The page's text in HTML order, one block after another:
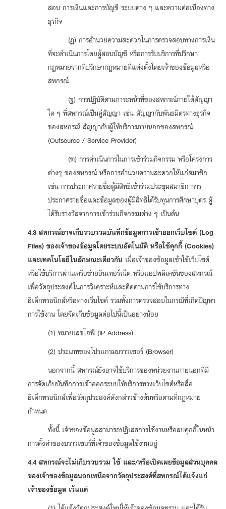
สอบ การเงินและการบัญชี ระบบต่าง ๆ และความต่อเนื่องทาง
ธุรกิจ
(ฏ) การอำนวยความสะดวกในการตรวจสอบทางการเงิน
ที่จะดำเนินการโดยผู้สอบบัญชี หรือการรับบริการที่ปรึกษา
กฎหมายจากที่ปรึกษากฎหมายที่แต่งตั้งโดยเจ้าของข้อมูลหรือ
สหกรณ์
(ฐ) การปฏิบัติตามภาระหน้าที่ของสหกรณ์ภายใต้สัญญา
ใด ๆ ที่สหกรณ์เป็นคู่สัญญา เช่น สัญญากับพันธมิตรทางธุรกิจ
ของสหกรณ์ สัญญากับผู้ให้บริการภายนอกของสหกรณ์
(Outsource / Service Provider)
(ฑ) การดำเนินการในการเข้าร่วมกิจกรรม หรือโครงการ
ต่างๆ ของสหกรณ์ หรือการอำนวยความสะดวกให้แก่สมาชิก
เช่น การประกาศรายชื่อผู้มีสิทธิเข้าร่วมประชุมสมาชิก การ
ประกาศรายชื่อและข้อมูลของผู้มีสิทธิได้รับทุนการศึกษาบุตร ผู้
ได้รับรางวัลจากการเข้าร่วมกิจกรรมต่าง ๆ เป็นต้น
4.3 สหกรณ์อาจเก็บรวบรวมบันทึกข้อมูลการเข้าออกเว็บไซต์ (Log
Files) ของเจ้าของข้อมูลโดยระบบอัตโนมัติ หรือใช้คุกกี้ (Cookies)
และเทคโนโลยีในลักษณะเดียวกัน เมื่อเจ้าของข้อมูลเข้าใช้เว็บไซต์
หรือใช้บริการผ่านเครือข่ายอินเทอร์เน็ต หรือแอปพลิเคชันของสหกรณ์
เพื่อวัตถุประสงค์ในการวิเคราะห์และติดตามการใช้บริการทาง
อิเล็กทรอนิกส์หรือทางเว็บไซต์ รวมทั้งการตรวจสอบในกรณีที่เกิดปัญหา
การใช้งาน โดยจัดเก็บข้อมูลต่อไปนี้เป็นอย่างน้อย
(1) หมายเลขไอพี (IP Address)
(2) ประเภทของโปรแกรมบราวเซอร์ (Browser)
นอกจากนี้ สหกรณ์ยังอาจใช้บริการของหน่วยงานภายนอกที่มี
การจัดเก็บบันทึกการเข้าออกระบบให้บริการทางเว็บไซต์หรือสื่อ
อิเล็กทรอนิกส์เพื่อวัตถุประสงค์ดังกล่าวข้างต้นหรือตามที่กฎหมาย
กำหนด
ทั้งนี้ เจ้าของข้อมูลสามารถปฏิเสธการใช้งานหรือลบคุกกี้ในหน้า
การตั้งค่าของบราวเซอร์ที่เจ้าของข้อมูลใช้งานอยู่
4.4 สหกรณ์จะไม่เก็บรวบรวม ใช้ และ/หรือเปิดเผยข้อมูลส่วนบุคคล
ของเจ้าของข้อมูลนอกเหนือจากวัตถุประสงค์ที่สหกรณ์ได้แจ้งแก่
เจ้าของข้อมูล เว้นแต่